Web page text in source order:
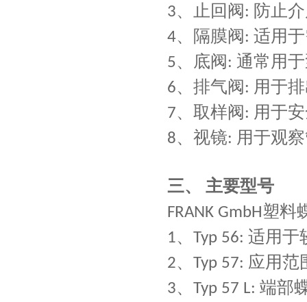
3、 止回阀: 防止
4、 隔膜阀: 适用
5、 底阀: 通常用
6、 排气阀: 用于
7、 取样阀: 用于
8、 视镜: 用于观
三、 主要型号
FRANK GmbH塑料
1、 Typ 56: 适用于
2、 Typ 57: 应用范
3、 Typ 57 L: 端部